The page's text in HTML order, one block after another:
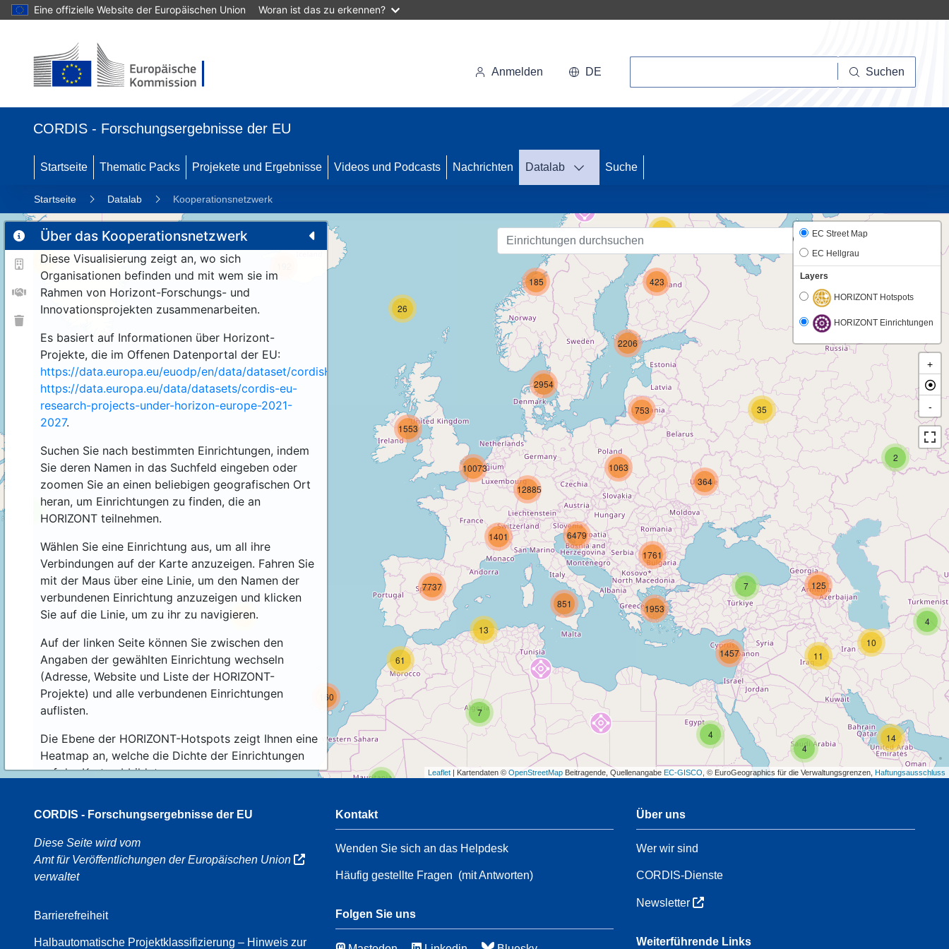
Eine offizielle Website der Europäischen Union Woran ist das zu erkennen?
Anmelden DE Suchen
CORDIS - Forschungsergebnisse der EU
Startseite Thematic Packs Projekete und Ergebnisse Videos und Podcasts Nachrichten Datalab Suche
Startseite Datalab Kooperationsnetzwerk
Über das Kooperationsnetzwerk
Diese Visualisierung zeigt an, wo sich
Organisationen befinden und mit wem sie im
Rahmen von Horizont-Forschungs- und
Innovationsprojekten zusammenarbeiten.
Es basiert auf Informationen über Horizont-
Projekte, die im Offenen Datenportal der EU:
https://data.europa.eu/euodp/en/data/dataset/cordisH2020projects.
https://data.europa.eu/data/datasets/cordis-eu-
research-projects-under-horizon-europe-2021-
2027.
Suchen Sie nach bestimmten Einrichtungen, indem
Sie deren Namen in das Suchfeld eingeben oder
zoomen Sie an einen beliebigen geografischen Ort
heran, um Einrichtungen zu finden, die an
HORIZONT teilnehmen.
Wählen Sie eine Einrichtung aus, um all ihre
Verbindungen auf der Karte anzuzeigen. Fahren Sie
mit der Maus über eine Linie, um den Namen der
verbundenen Einrichtung anzuzeigen und klicken
Sie auf die Linie, um zu ihr zu navigieren.
Auf der linken Seite können Sie zwischen den
Angaben der gewählten Einrichtung wechseln
(Adresse, Website und Liste der HORIZONT-
Projekte) und alle verbundenen Einrichtungen
auflisten.
Die Ebene der HORIZONT-Hotspots zeigt Ihnen eine
Heatmap an, welche die Dichte der Einrichtungen
auf der Karte abbildet.
4
14
2
28
33
11
26
2
4
7
44
160
1553
13
61
7737 7
11
10
125
851
364
35
1761
753
4
1457
1953
85
185
23
423
2206
1401
1063
2954
10073
6479
12885
EC Street Map
EC Hellgrau
Layers
HORIZONT Hotspots
HORIZONT Einrichtungen
+
-
Leaflet | Kartendaten © OpenStreetMap Beitragende, Quellenangabe EC-GISCO , © EuroGeographics für die Verwaltungsgrenzen, Haftungsausschluss
CORDIS - Forschungsergebnisse der EU
Diese Seite wird vom
Amt für Veröffentlichungen der Europäischen Union
verwaltet
Barrierefreiheit
Halbautomatische Projektklassifizierung – Hinweis zur
Kontakt
Wenden Sie sich an das Helpdesk
Häufig gestellte Fragen (mit Antworten)
Folgen Sie uns
Über uns
Wer wir sind
CORDIS-Dienste
Newsletter
Weiterführende Links